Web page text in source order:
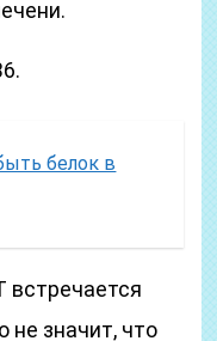
белок в
не значит, что